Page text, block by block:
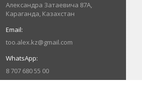
Александра Затаевича 87А,
Караганда, Казахстан
too.alex.kz@gmail.com
8 707 680 55 00